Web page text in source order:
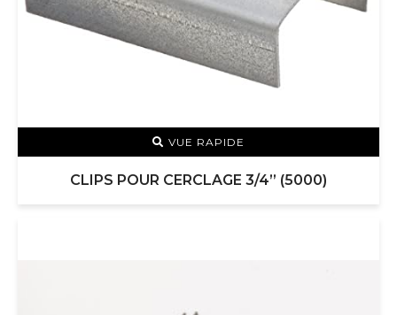
VUE RAPIDE
CLIPS POUR CERCLAGE 3/4” (5000)